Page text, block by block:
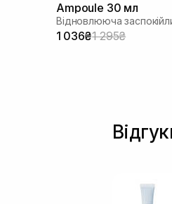
Ampoule 30 мл
1 036₴1 295₴